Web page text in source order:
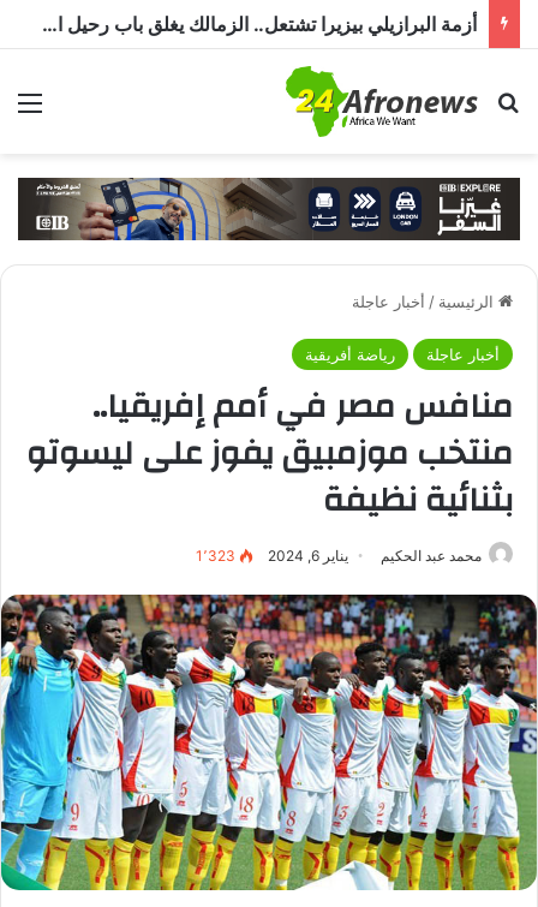
أزمة البرازيلي بيزيرا تشتعل.. الزمالك يغلق باب رحيل اللاعب ويؤكد : « لن ندخل في مفاوضات بشأن أي عروض »
بحث عن
الرئيسية / أخبار عاجلة
أخبار عاجلة رياضة أفريقية
منافس مصر في أمم إفريقيا..
منتخب موزمبيق يفوز على ليسوتو
بثنائية نظيفة
محمد عبد الحكيم يناير 6, 2024 1٬323